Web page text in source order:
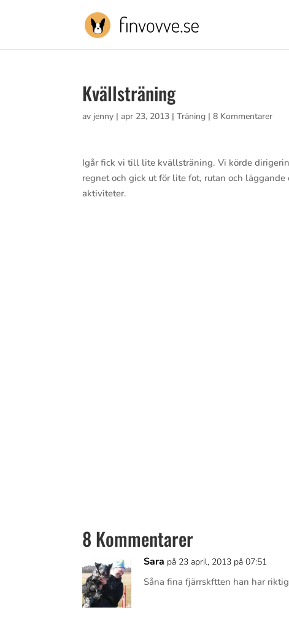
Kvällsträning
av jenny |apr 23, 2013 |Träning |8 Kommentarer
Igår fick vi till lite kvällsträning. Vi körde
regnet och gick ut för lite fot, rutan och
aktiviteter.
8 Kommentarer
Sara på 23 april, 2013 på 07:51
Såna fina fjärrskftten han har